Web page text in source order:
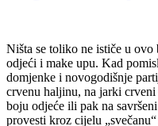
Ništa se toliko ne ističe u ovo
odjeći i make upu. Kad
domjenke i novogodišnje
crvenu haljinu, na jarki
boju odjeće ili pak na
provesti kroz cijelu